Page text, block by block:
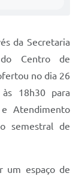
da Secretaria
Centro de
no dia 26
18h30 para
Atendimento
semestral de
um espaço de